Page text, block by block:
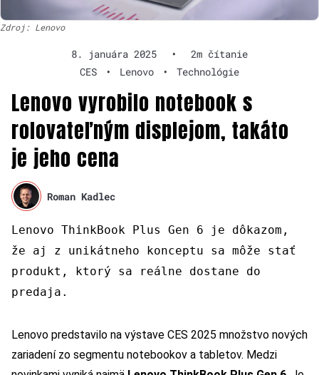
Zdroj: Lenovo
8. januára 2025 •
2m čítanie
CES
• Lenovo • Technológie
Lenovo vyrobilo notebook s
rolovateľným displejom, takáto
je jeho cena
Roman Kadlec
Lenovo ThinkBook Plus Gen 6 je dôkazom,
že aj z unikátneho konceptu sa môže stať
produkt, ktorý sa reálne dostane do
predaja.
Lenovo predstavilo na výstave CES 2025 množstvo nových
zariadení zo segmentu notebookov a tabletov. Medzi